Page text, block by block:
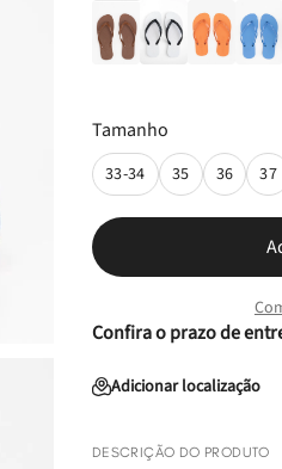
Tamanho
33-34 35 36 37
Confira o prazo de
Adicionar localização
DESCRIÇÃO DO PRODUTO